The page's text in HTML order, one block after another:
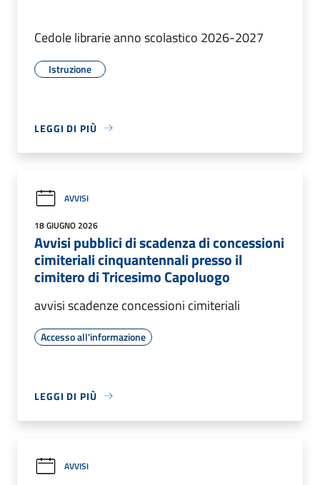
Cedole librarie anno scolastico 2026-2027
Istruzione
LEGGI DI PIÙ
AVVISI
18 GIUGNO 2026
Avvisi pubblici di scadenza di concessioni
cimiteriali cinquantennali presso il
cimitero di Tricesimo Capoluogo
avvisi scadenze concessioni cimiteriali
Accesso all'informazione
LEGGI DI PIÙ
AVVISI